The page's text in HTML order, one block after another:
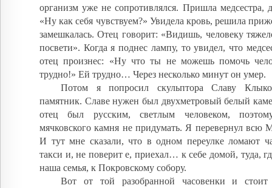
организм уже не сопротивлялся. Пришла медсестра,
«Ну как себя чувствуем?» Увидела кровь, решила
замешкалась. Отец говорит: «Видишь, человеку
посвети». Когда я поднес лампу, то увидел, что
отец произнес: «Ну что ты не можешь помочь
трудно!» Ей трудно… Через несколько минут он умер.
Потом я попросил скульптора Славу
памятник. Славе нужен был двухметровый белый
отец был русским, светлым человеком,
мячковского камня не придумать. Я перевернул всю
И тут мне сказали, что в одном переулке ломают
такси и, не поверит е, приехал… к себе домой, туда,
наша семья, к Покровскому собору.
Вот от той разобранной часовенки и